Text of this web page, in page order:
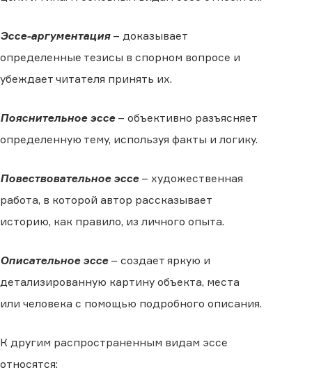
Эссе-аргументация– доказывает
определенные тезисы в спорном вопросе и
убеждает читателя принять их.
Пояснительное эссе– объективно разъясняет
определенную тему, используя факты и логику.
Повествовательное эссе– художественная
работа, в которой автор рассказывает
историю, как правило, из личного опыта.
Описательное эссе– создает яркую и
детализированную картину объекта, места
или человека с помощью подробного описания.
К другим распространенным видам эссе
относятся: